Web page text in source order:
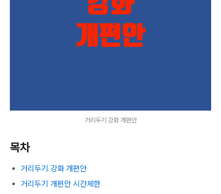
거리두기 강화 개편안
목차
거리두기 강화 개편안
거리두기 개편안 시간제한